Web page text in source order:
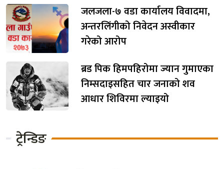
जलजला-७ वडा कार्यालय विवादमा,
अन्तरलिंगीको निवेदन अस्वीकार
गरेको आरोप
ब्रड पिक हिमपहिरोमा ज्यान गुमाएका
निम्सदाइसहित चार जनाको शव
आधार शिविरमा ल्याइयो
ट्रेन्डिङ